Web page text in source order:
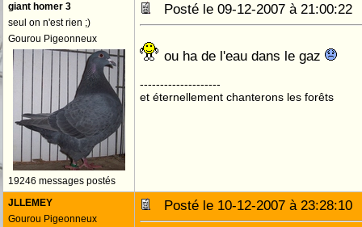
giant homer 3
seul on n'est rien ;)
Gourou Pigeonneux
19246 messages postés
Posté le 09-12-2007 à
ou ha de l'eau dans le gaz
--------------------
et éternellement chanterons les forêts
JLLEMEY
Gourou Pigeonneux
Posté le 10-12-2007 à